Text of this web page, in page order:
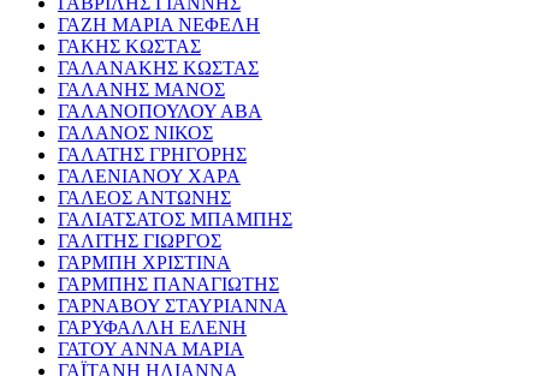
ΓΑΖΗ ΜΑΡΙΑ ΝΕΦΕΛΗ
ΓΑΚΗΣ ΚΩΣΤΑΣ
ΓΑΛΑΝΑΚΗΣ ΚΩΣΤΑΣ
ΓΑΛΑΝΗΣ ΜΑΝΟΣ
ΓΑΛΑΝΟΠΟΥΛΟΥ ΑΒΑ
ΓΑΛΑΝΟΣ ΝΙΚΟΣ
ΓΑΛΑΤΗΣ ΓΡΗΓΟΡΗΣ
ΓΑΛΕΝΙΑΝΟΥ ΧΑΡΑ
ΓΑΛΕΟΣ ΑΝΤΩΝΗΣ
ΓΑΛΙΑΤΣΑΤΟΣ ΜΠΑΜΠΗΣ
ΓΑΛΙΤΗΣ ΓΙΩΡΓΟΣ
ΓΑΡΜΠΗ ΧΡΙΣΤΙΝΑ
ΓΑΡΜΠΗΣ ΠΑΝΑΓΙΩΤΗΣ
ΓΑΡΝΑΒΟΥ ΣΤΑΥΡΙΑΝΝΑ
ΓΑΡΥΦΑΛΛΗ ΕΛΕΝΗ
ΓΑΤΟΥ ΑΝΝΑ ΜΑΡΙΑ
ΓΑΪΤΑΝΗ ΗΛΙΑΝΝΑ